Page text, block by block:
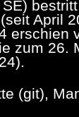
April
erschien
zum 26.
(git),